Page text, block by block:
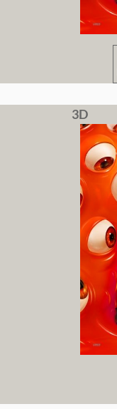
3D